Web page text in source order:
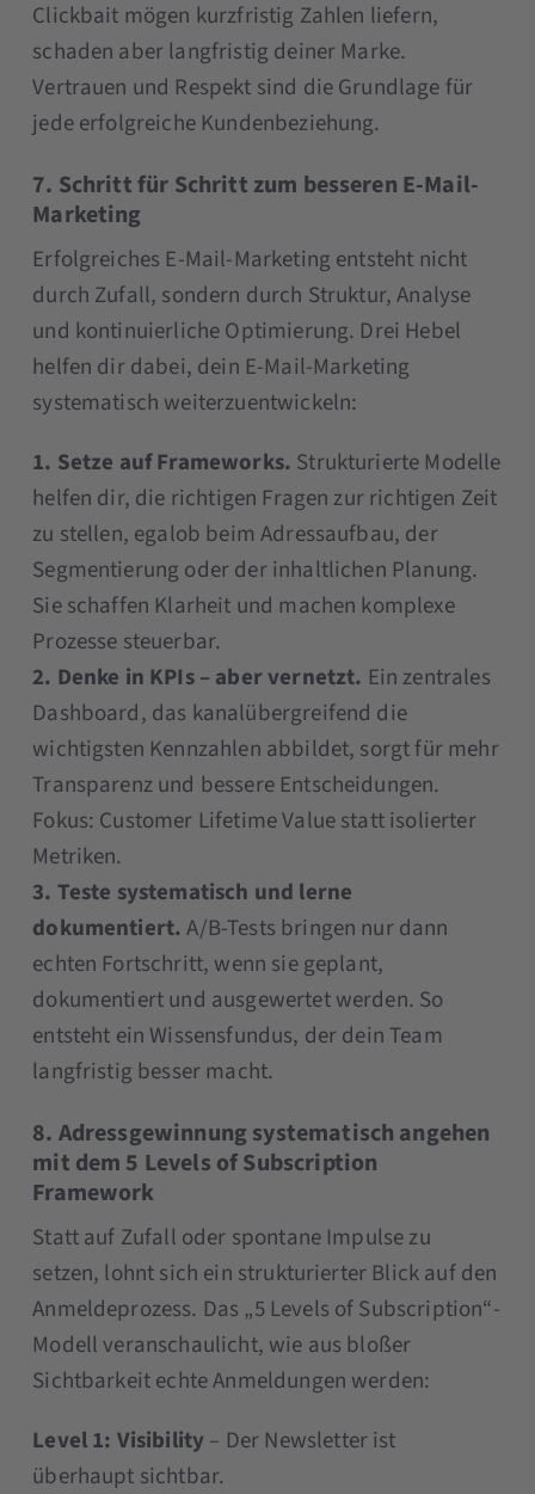
Clickbait mögen kurzfristig Zahlen liefern,
schaden aber langfristig deiner Marke.
Vertrauen und Respekt sind die Grundlage für
jede erfolgreiche Kundenbeziehung.
7. Schritt für Schritt zum besseren E-Mail-
Marketing
Erfolgreiches E-Mail-Marketing entsteht nicht
durch Zufall, sondern durch Struktur, Analyse
und kontinuierliche Optimierung. Drei Hebel
helfen dir dabei, dein E-Mail-Marketing
systematisch weiterzuentwickeln:
1. Setze auf Frameworks. Strukturierte Modelle
helfen dir, die richtigen Fragen zur richtigen Zeit
zu stellen, egalob beim Adressaufbau, der
Segmentierung oder der inhaltlichen Planung.
Sie schaffen Klarheit und machen komplexe
Prozesse steuerbar.
2. Denke in KPIs – aber vernetzt. Ein zentrales
Dashboard, das kanalübergreifend die
wichtigsten Kennzahlen abbildet, sorgt für mehr
Transparenz und bessere Entscheidungen.
Fokus: Customer Lifetime Value statt isolierter
Metriken.
3. Teste systematisch und lerne
dokumentiert.A/B-Tests bringen nur dann
echten Fortschritt, wenn sie geplant,
dokumentiert und ausgewertet werden. So
entsteht ein Wissensfundus, der dein Team
langfristig besser macht.
8. Adressgewinnung systematisch angehen
mit dem 5 Levels of Subscription
Framework
Statt auf Zufall oder spontane Impulse zu
setzen, lohnt sich ein strukturierter Blick auf den
Anmeldeprozess. Das „5 Levels of Subscription“-
Modell veranschaulicht, wie aus bloßer
Sichtbarkeit echte Anmeldungen werden:
Level 1: Visibility – Der Newsletter ist
überhaupt sichtbar.